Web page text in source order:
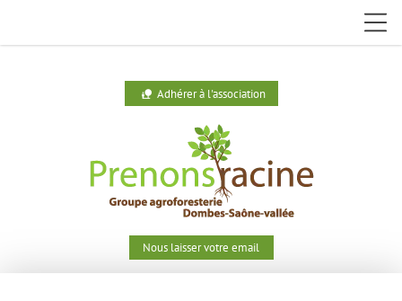
nature_people Adhérer à l'association
Nous laisser votre email